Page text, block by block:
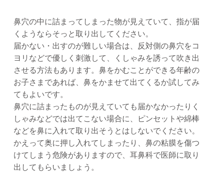
鼻穴の中に詰まってしまった物が見えていて、指が届
くようならそっと取り出してください。
届かない・出すのが難しい場合は、反対側の鼻穴をコ
ヨリなどで優しく刺激して、くしゃみを誘って吹き出
させる方法もあります。鼻をかむことができる年齢の
お子さまであれば、鼻をかませて出てくるか試してみ
てもよいです。
鼻穴に詰まったものが見えていても届かなかったりく
しゃみなどでは出てこない場合に、ピンセットや綿棒
などを鼻に入れて取り出そうとはしないでください。
かえって奥に押し入れてしまったり、鼻の粘膜を傷つ
けてしまう危険がありますので、耳鼻科で医師に取り
出してもらいましょう。